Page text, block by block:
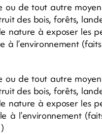
de tout autre
des bois, forêts,
nature à exposer les
à l’environnement
de tout autre
des bois, forêts,
nature à exposer les
à l’environnement